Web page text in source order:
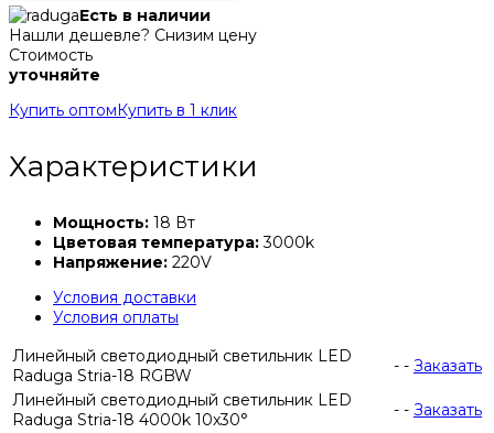
Есть в наличии
Нашли дешевле? Снизим цену
Стоимость
уточняйте
Купить оптом Купить в 1 клик
Характеристики
Мощность: 18 Вт
Цветовая температура:3000k
Напряжение: 220V
Условия доставки
Условия оплаты
Линейный светодиодный светильник LED
Raduga Stria-18 RGBW
- - Заказать
Линейный светодиодный светильник LED
Raduga Stria-18 4000k 10x30°
- - Заказать